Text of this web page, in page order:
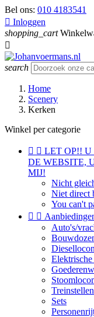
Bel ons: 010 4183541
 Inloggen
shopping_cart

search
Home
Scenery
Kerken
Winkel per categorie
  LET OP!!
DE WEBSITE,
MIJ!
Nicht
Niet direct
You can't
 
Auto's/
Treinstellen
Sets